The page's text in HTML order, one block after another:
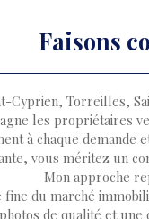
Faisons
Torreilles,
les propriétaires
à chaque demande
vous méritez un
Mon approche
du marché
de qualité et